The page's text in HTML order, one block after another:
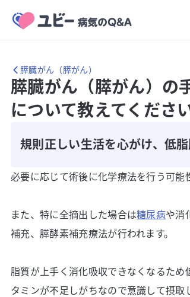
膵臓がん（膵がん）
膵臓がん（膵がん）の
について教えてください
規則正しい生活を心がけ、低
必要に応じて術後に化学療法を行う可能
また、特に全摘出した場合は糖尿病や消
補充、膵酵素補充療法が行われます。
脂質が上手く消化吸収できなくなるた
タミンが不足しがちなので意識して摂取